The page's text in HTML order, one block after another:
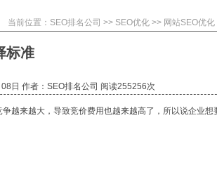
当前位置： SEO排名公司 >> SEO优化 >> 网站SEO优化
标准
日 作者：SEO排名公司 阅读255256次
越来越大，导致竞价费用也越来越高了，所以说企业想